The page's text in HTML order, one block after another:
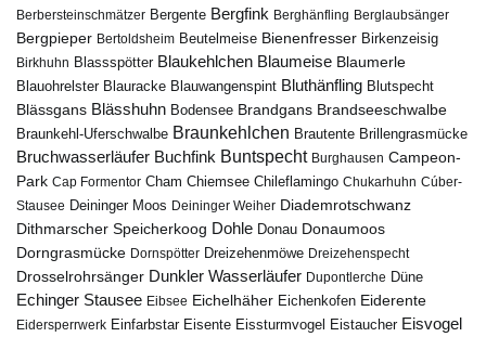
Berbersteinschmätzer Bergente Bergfink Berghänfling Berglaubsänger
Bergpieper Bertoldsheim Beutelmeise Bienenfresser Birkenzeisig
Birkhuhn Blassspötter Blaukehlchen Blaumeise Blaumerle
Blauohrelster Blauracke Blauwangenspint Bluthänfling Blutspecht
Blässgans Blässhuhn Bodensee Brandgans Brandseeschwalbe
Braunkehl-Uferschwalbe Braunkehlchen Brautente Brillengrasmücke
Bruchwasserläufer Buchfink Buntspecht Burghausen Campeon-
Park Cap Formentor Cham Chiemsee Chileflamingo Chukarhuhn Cúber-
Stausee Deininger Moos Deininger Weiher Diademrotschwanz
Dithmarscher Speicherkoog Dohle Donau Donaumoos
Dorngrasmücke Dornspötter Dreizehenmöwe Dreizehenspecht
Drosselrohrsänger Dunkler Wasserläufer Dupontlerche Düne
Echinger Stausee Eibsee Eichelhäher Eichenkofen Eiderente
Eidersperrwerk Einfarbstar Eisente Eissturmvogel Eistaucher Eisvogel